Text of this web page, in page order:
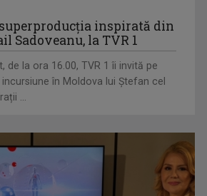
Anghel – a patra cea mai votată
inspirată din
Sadoveanu, la TVR 1
de la ora 16.00, TVR 1 îi invită pe
în Moldova lui Ștefan cel
...